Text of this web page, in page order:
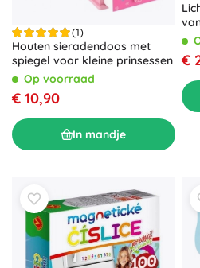
(1)
Houten sieradendoos met
spiegel voor kleine prinsessen
Op voorraad
€ 10,90
In mandje
€